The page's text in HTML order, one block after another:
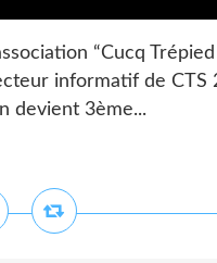
“Cucq Trépied
informatif de CTS
devient 3ème...